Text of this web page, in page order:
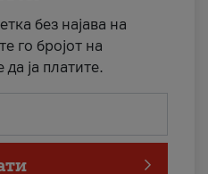
без најава на
го бројот на
ја платите.